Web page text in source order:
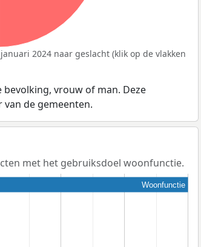
2024 naar geslacht (klik op de vlakken
vrouw of man. Deze
de gemeenten.
met het gebruiksdoel woonfunctie.
Woonfunctie